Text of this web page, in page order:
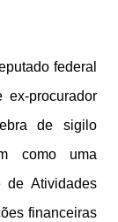
federal
ex-procurador
de sigilo
como uma
de Atividades
financeiras